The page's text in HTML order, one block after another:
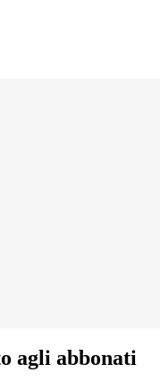
agli abbonati